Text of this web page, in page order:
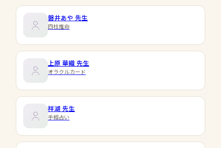
磐井あや 先生
四柱推命
上原 華織 先生
オラクルカード
祥湖 先生
手相占い